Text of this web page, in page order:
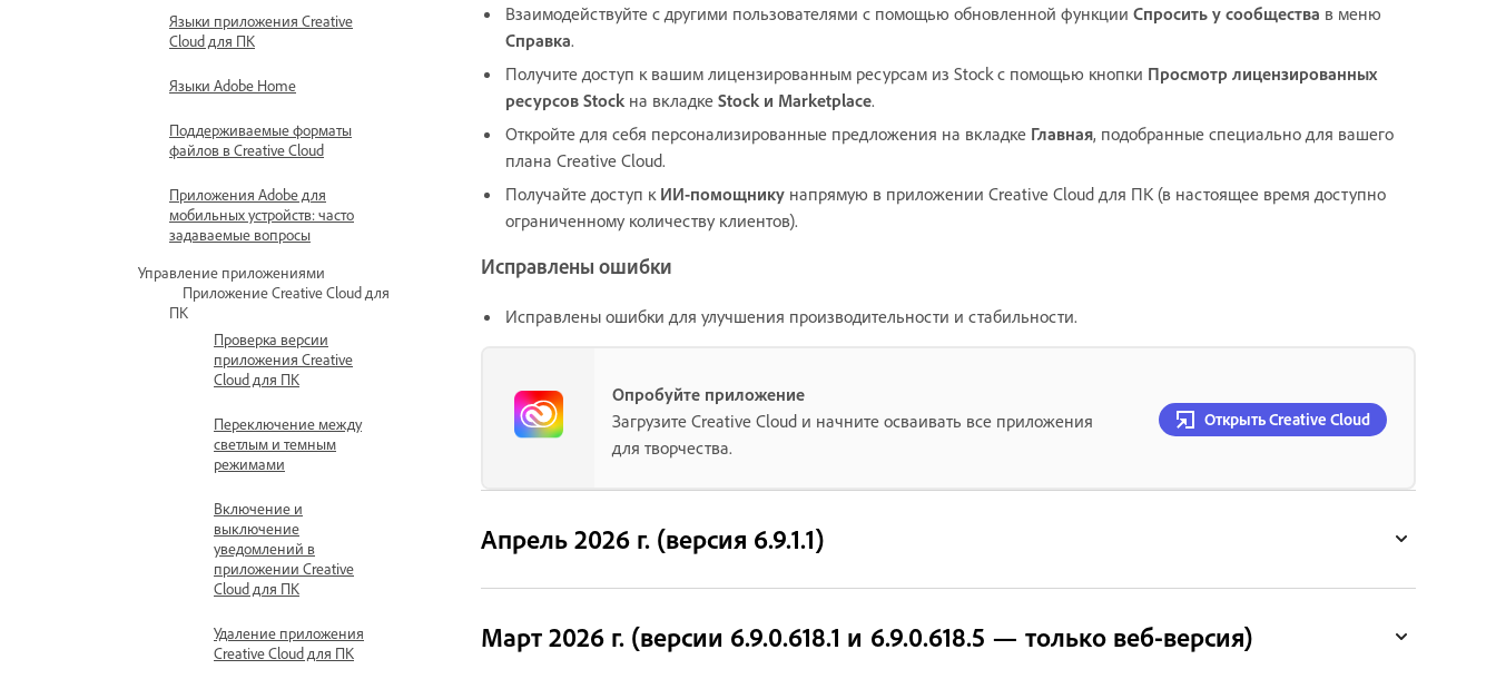
Языки приложения Creative
Cloud для ПК
Языки Adobe Home
Поддерживаемые форматы
файлов в Creative Cloud
Приложения Adobe для
мобильных устройств: часто
задаваемые вопросы
Управление приложениями
Приложение Creative Cloud для
ПК
Проверка версии
приложения Creative
Cloud для ПК
Переключение между
светлым и темным
режимами
Включение и
выключение
уведомлений в
приложении Creative
Cloud для ПК
Удаление приложения
Creative Cloud для ПК
Взаимодействуйте с другими пользователями с помощью обновленной функции Спросить у сообщества в меню
Справка.
Получите доступ к вашим лицензированным ресурсам из Stock с помощью кнопки Просмотр лицензированных
ресурсов Stock на вкладке Stock и Marketplace.
Откройте для себя персонализированные предложения на вкладке Главная, подобранные специально для вашего
плана Creative Cloud.
Получайте доступ к ИИ-помощнику напрямую в приложении Creative Cloud для ПК (в настоящее время доступно
ограниченному количеству клиентов).
Исправлены ошибки
Исправлены ошибки для улучшения производительности и стабильности.
Опробуйте приложение
Загрузите Creative Cloud и начните осваивать все приложения
для творчества.
Открыть Creative Cloud
Апрель 2026 г. (версия 6.9.1.1)
Март 2026 г. (версии 6.9.0.618.1 и 6.9.0.618.5 — только веб-версия)